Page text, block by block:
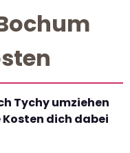
Tychy umziehen
dich dabei